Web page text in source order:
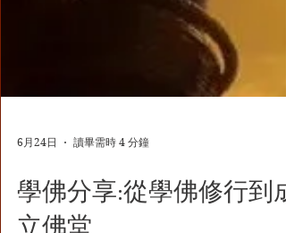
6月24日 讀畢需時 4 分鐘